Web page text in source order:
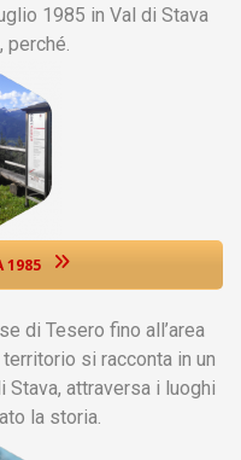
1985 in Val di Stava
perché.
1985
di Tesero fino all’area
si racconta in un
attraversa i luoghi
la storia.